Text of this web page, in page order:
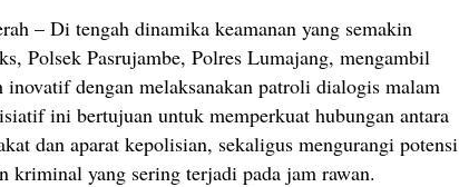
– Di tengah dinamika keamanan yang semakin
Polsek Pasrujambe, Polres Lumajang, mengambil
inovatif dengan melaksanakan patroli dialogis malam
ini bertujuan untuk memperkuat hubungan antara
dan aparat kepolisian, sekaligus mengurangi potensi
kriminal yang sering terjadi pada jam rawan.